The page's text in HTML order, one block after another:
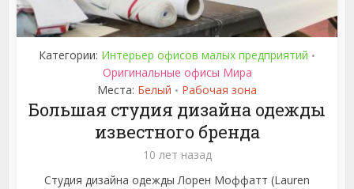
Категории: Интерьер офисов малых предприятий •
Оригинальные офисы Мира
Места: Белый • Рабочая зона
Большая студия дизайна одежды
известного бренда
10 лет назад
Студия дизайна одежды Лорен Моффатт (Lauren